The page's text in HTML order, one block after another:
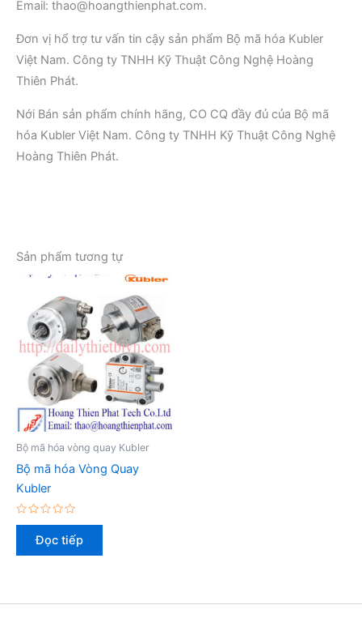
Email: thao@hoangthienphat.com.
Đơn vị hổ trợ tư vấn tin cậy sản phẩm Bộ mã hóa Kubler
Việt Nam. Công ty TNHH Kỹ Thuật Công Nghệ Hoàng
Thiên Phát.
Nới Bán sản phẩm chính hãng, CO CQ đầy đủ của Bộ mã
hóa Kubler Việt Nam. Công ty TNHH Kỹ Thuật Công Nghệ
Hoàng Thiên Phát.
Sản phẩm tương tự
Bộ mã hóa vòng quay Kubler
Bộ mã hóa Vòng Quay
Kubler
Được
xếp
hạngĐọc tiếp